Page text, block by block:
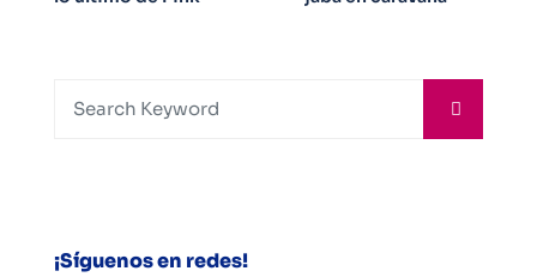
¡Síguenos en redes!